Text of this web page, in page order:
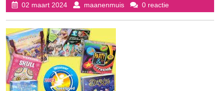
02 maart 202402
maart
maanenmuismaanenmuis
0 reactie